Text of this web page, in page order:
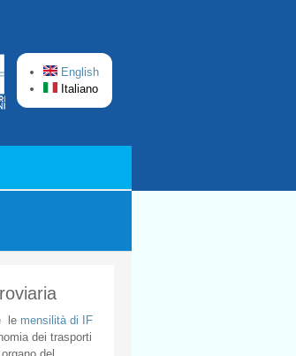
English
Italiano
le mensilità di IF
dei trasporti